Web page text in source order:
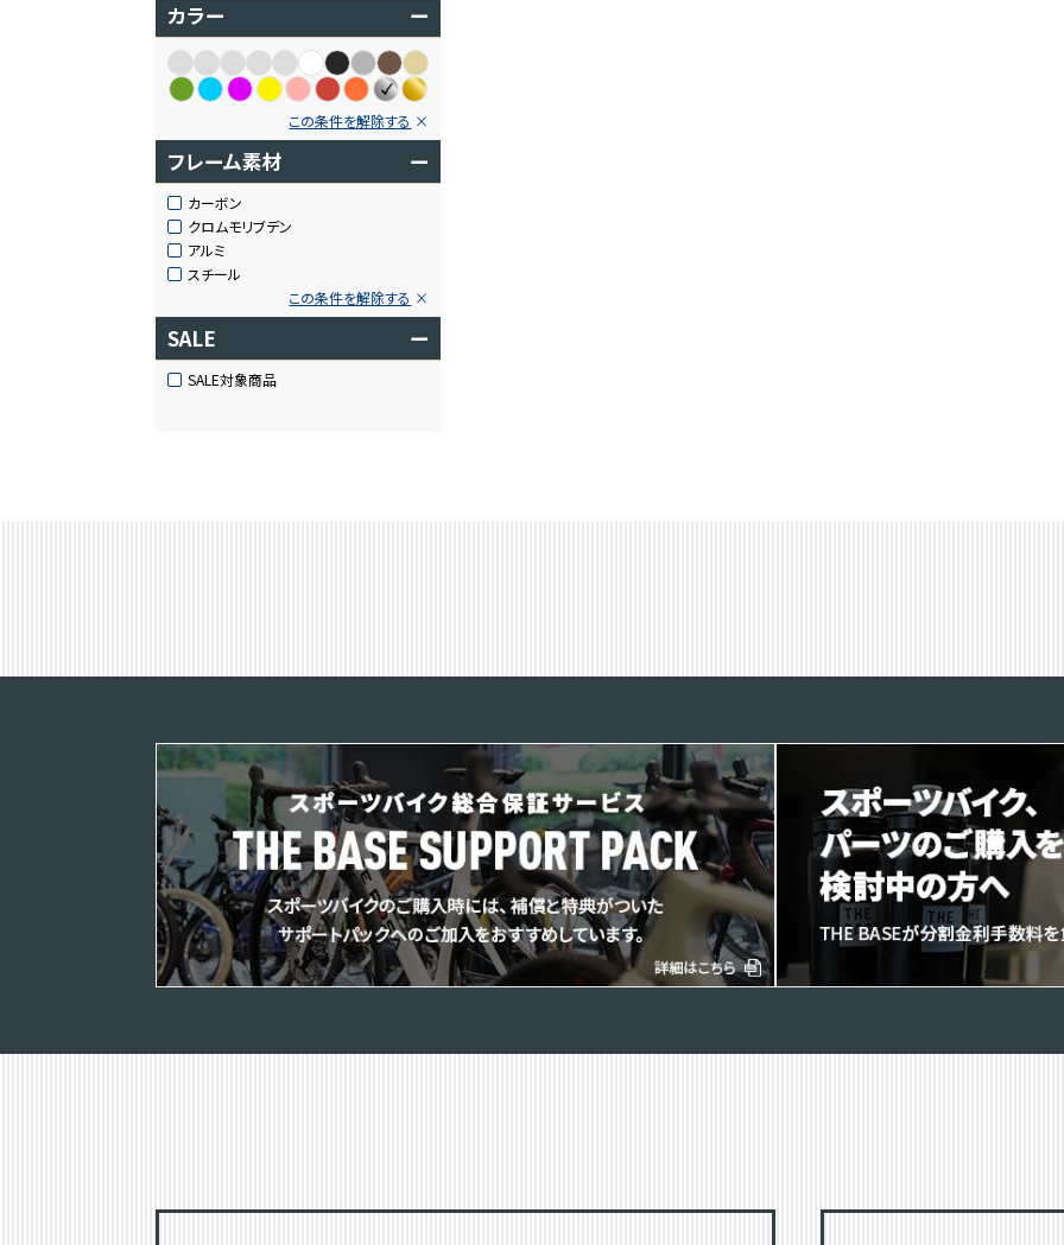
カラー ー
この条件を解除する
フレーム素材 ー
カーボン
クロムモリブデン
アルミ
スチール
この条件を解除する
SALE ー
SALE対象商品